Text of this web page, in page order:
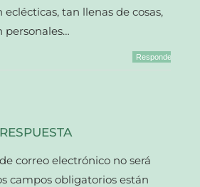
eclécticas, tan llenas de cosas,
personales…
Responder
correo electrónico no será
campos obligatorios están